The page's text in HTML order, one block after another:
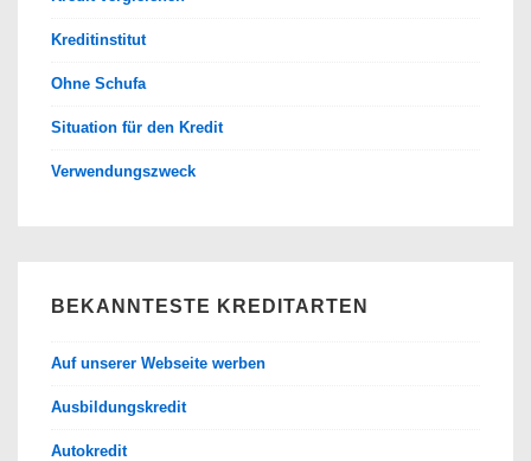
Kreditinstitut
Ohne Schufa
Situation für den Kredit
Verwendungszweck
BEKANNTESTE KREDITARTEN
Auf unserer Webseite werben
Ausbildungskredit
Autokredit